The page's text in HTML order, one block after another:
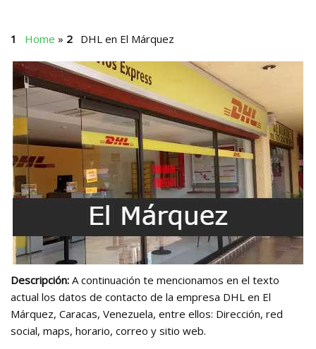
Home » DHL en El Márquez
Descripción: A continuación te mencionamos en el texto
actual los datos de contacto de la empresa DHL en El
Márquez, Caracas, Venezuela, entre ellos: Dirección, red
social, maps, horario, correo y sitio web.